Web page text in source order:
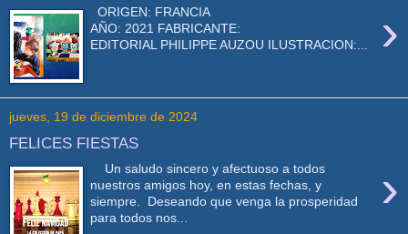
›
ORIGEN: FRANCIA
AÑO: 2021 FABRICANTE:
EDITORIAL PHILIPPE AUZOU ILUSTRACION:...
jueves, 19 de diciembre de 2024
FELICES FIESTAS
›
Un saludo sincero y afectuoso a todos
nuestros amigos hoy, en estas fechas, y
siempre. Deseando que venga la prosperidad
para todos nos...